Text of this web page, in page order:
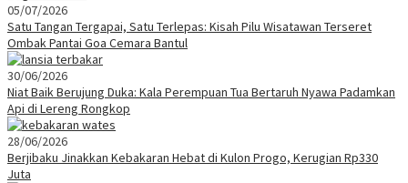
05/07/2026
Satu Tangan Tergapai, Satu Terlepas: Kisah Pilu Wisatawan Terseret
Ombak Pantai Goa Cemara Bantul
30/06/2026
Niat Baik Berujung Duka: Kala Perempuan Tua Bertaruh Nyawa Padamkan
Api di Lereng Rongkop
28/06/2026
Berjibaku Jinakkan Kebakaran Hebat di Kulon Progo, Kerugian Rp330
Juta